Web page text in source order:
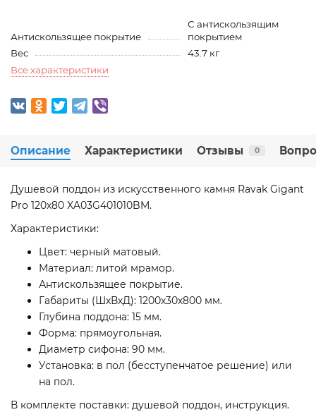
Антискользящее покрытие
С антискользящим
покрытием
Вес
43.7 кг
Все характеристики
Описание Характеристики Отзывы 0
Душевой поддон из искусственного камня Ravak Gigant
Pro 120x80 XA03G401010BM.
Характеристики:
Цвет: черный матовый.
Материал: литой мрамор.
Антискользящее покрытие.
Габариты (ШхВхД): 1200х30х800 мм.
Глубина поддона: 15 мм.
Форма: прямоугольная.
Диаметр сифона: 90 мм.
Установка: в пол (бесступенчатое решение) или
на пол.
В комплекте поставки: душевой поддон, инструкция.